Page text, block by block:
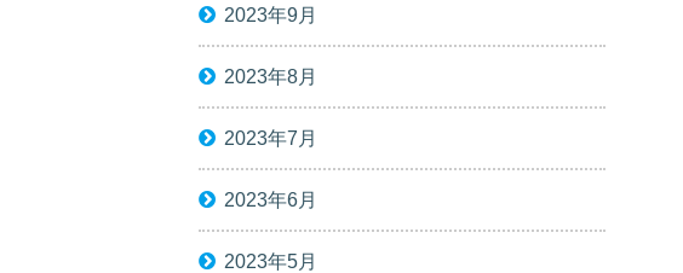
2023年9月
2023年8月
2023年7月
2023年6月
2023年5月